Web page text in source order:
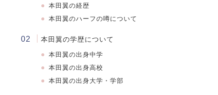
本田翼の経歴
本田翼のハーフの噂について
本田翼の学歴について
本田翼の出身中学
本田翼の出身高校
本田翼の出身大学・学部